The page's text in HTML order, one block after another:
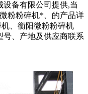
备有限公司提供,当
粉粉碎机*、的产品详
、衡阳微粉粉碎机
、产地及供应商联系